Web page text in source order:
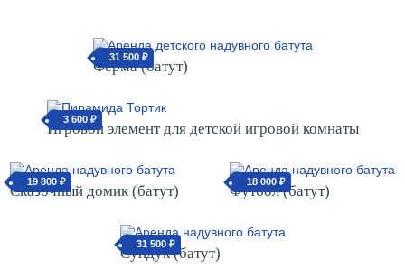
Ферма (батут)
3 600 ₽
Игровой элемент для детской игровой комнаты
от 19 800 ₽
Сказочный домик (батут)